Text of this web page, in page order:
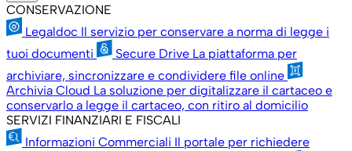
CONSERVAZIONE
Legaldoc Il servizio per conservare a norma di legge i
tuoi documenti
Secure Drive La piattaforma per
archiviare, sincronizzare e condividere file online
Archivia Cloud La soluzione per digitalizzare il cartaceo e
conservarlo a legge il cartaceo, con ritiro al domicilio
SERVIZI FINANZIARI E FISCALI
Informazioni Commerciali Il portale per richiedere